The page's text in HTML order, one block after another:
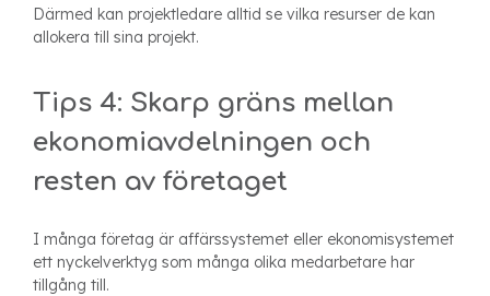
Därmed kan projektledare alltid se vilka resurser de kan
allokera till sina projekt.
Tips 4: Skarp gräns mellan
ekonomiavdelningen och
resten av företaget
I många företag är affärssystemet eller ekonomisystemet
ett nyckelverktyg som många olika medarbetare har
tillgång till.